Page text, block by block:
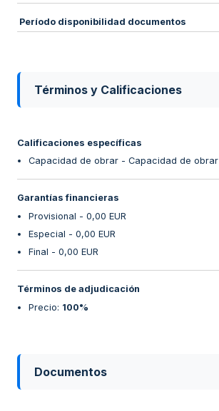
Período disponibilidad documentos
Términos y Calificaciones
Calificaciones específicas
Capacidad de obrar - Capacidad de obrar
Garantías financieras
Provisional - 0,00 EUR
Especial - 0,00 EUR
Final - 0,00 EUR
Términos de adjudicación
Precio: 100%
Documentos